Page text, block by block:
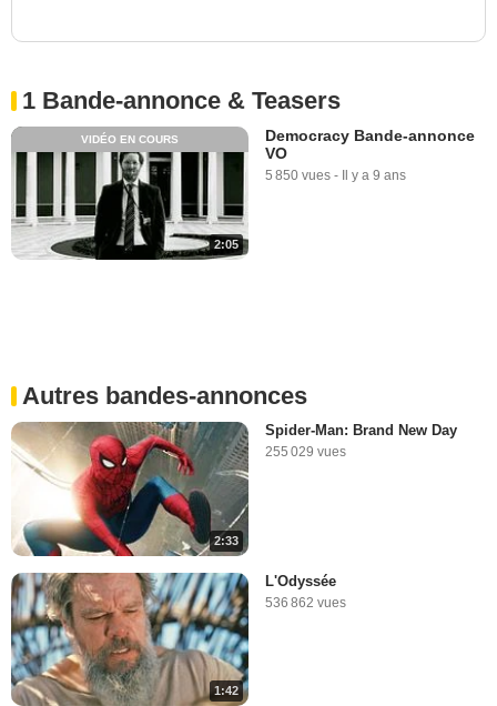
1 Bande-annonce & Teasers
2:05
VIDÉO EN COURS
Democracy Bande-annonce
VO
5 850 vues - Il y a 9 ans
Autres bandes-annonces
2:33
Spider-Man: Brand New Day
255 029 vues
1:42
L'Odyssée
536 862 vues